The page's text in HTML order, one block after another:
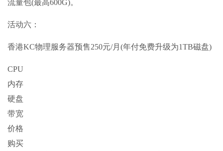
流量包(最高600G)。
活动六：
香港KC物理服务器预售250元/月(年付免费升级为1TB磁盘)
CPU
内存
硬盘
带宽
价格
购买